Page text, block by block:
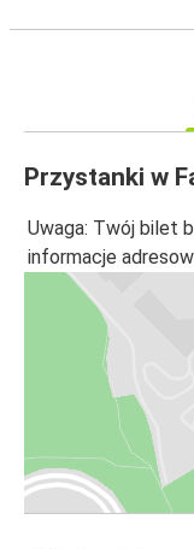
Przystanki w
Uwaga: Twój bilet
informacje